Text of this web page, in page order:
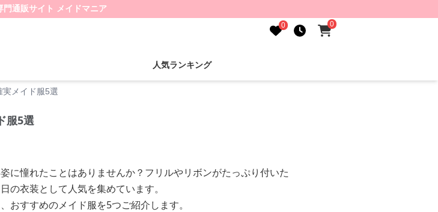
門通販サイト メイドマニア
0 0
人気ランキング
実メイド服5選
服5選
に憧れたことはありませんか？フリルやリボンがたっぷり付いた
の衣装として人気を集めています。
おすすめのメイド服を5つご紹介します。